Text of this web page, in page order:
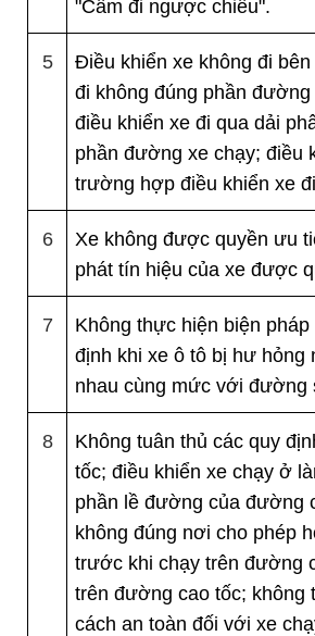
"Cấm đi ngược chiều".
5
Điều khiển xe không đi
đi không đúng phần
điều khiển xe đi qua dải
phần đường xe chạy; điều
trường hợp điều khiển xe
6
Xe không được quyền ưu
phát tín hiệu của xe được
7
Không thực hiện biện
định khi xe ô tô bị hư
nhau cùng mức với đường
8
Không tuân thủ các quy
tốc; điều khiển xe chạy ở
phần lề đường của đường
không đúng nơi cho phép
trước khi chạy trên đường
trên đường cao tốc; không
cách an toàn đối với xe